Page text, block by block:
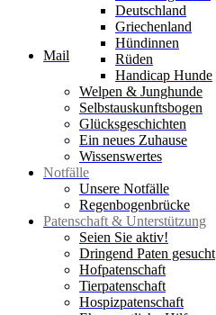
Mail
Deutschland
Griechenland
Hündinnen
Rüden
Handicap Hunde
Welpen & Junghunde
Selbstauskunftsbogen
Glücksgeschichten
Ein neues Zuhause
Wissenswertes
Notfälle
Unsere Notfälle
Regenbogenbrücke
Patenschaft & Unterstützung
Seien Sie aktiv!
Dringend Paten gesucht
Hofpatenschaft
Tierpatenschaft
Hospizpatenschaft